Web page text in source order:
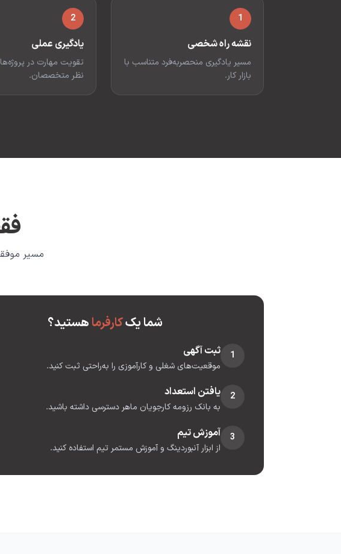
1
نقشه راه شخصی
مسیر یادگیری منحصربه‌فرد متناسب با
بازار کار.
2
یادگیری عملی
تقویت مهارت در
نظر متخصصان.
فقط
مسیر
شما یککارفرماهستید؟
1 ثبت آگهی
موقعیت‌های شغلی و کارآموزی را به‌راحتی ثبت کنید.
2 یافتن استعداد
به بانک رزومه کارجویان ماهر دسترسی داشته باشید.
3 آموزش تیم
از ابزار آنبوردینگ و آموزش مستمر تیم استفاده کنید.